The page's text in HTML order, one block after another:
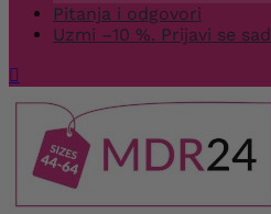
Pitanja i odgovori
Uzmi –10 %. Prijavi se
